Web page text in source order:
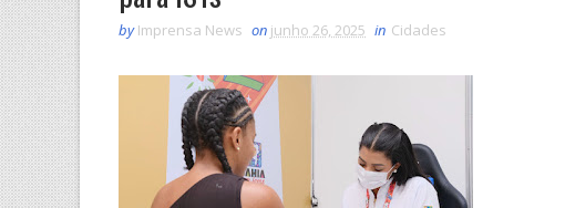
by Imprensa News on junho 26, 2025 in Cidades